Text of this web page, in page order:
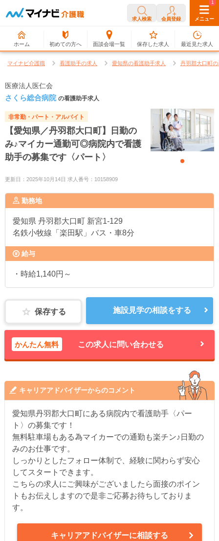
求人検索 会員登録 メニュー
ホーム 初めての方へ 面談会場一覧
0
保存した求人
1
最近見た求人
マイナビ介護職 看護助手の求人 愛知県の看護助手求人 丹羽郡大口町
医療法人医仁会
さくら総合病院 の看護助手求人
非常勤・パート・アルバイト
【愛知県／丹羽郡大口町】日勤の
み♪マイカー通勤可◎病院内で看護
助手の募集です〈パート〉
更新日：2025年10月14日 求人番号：10158909
勤務地
愛知県 丹羽郡大口町 新宮1-129
名鉄小牧線「楽田駅」バス・車8分
給与
・時給1,140円～
保存する 施設見学の相談をする
かんたん無料 この求人に問い合わせる
キャリアアドバイザーからのコメント
愛知県丹羽郡大口町にある病院内で看護助手〈パー
ト〉の募集です！
無料駐車場もある為マイカーでの通勤も楽チン♪日勤の
みのお仕事です。
しっかりとしたフォロー体制で、経験に関わらず安心
してスタートできます。
こちらの求人にご興味がございましたら面接のポイン
トもお伝えしますので是非ご応募お待ちしておりま
す。
キャリアアドバイザーに相談する